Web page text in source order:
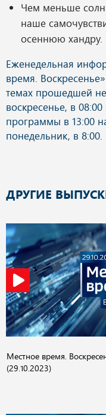
Чем меньше
наше
осеннюю хандру.
ДРУГИЕ
Местное время.
(29.10.2023)